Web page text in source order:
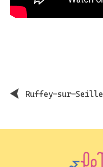
Ruffey-sur-Seille